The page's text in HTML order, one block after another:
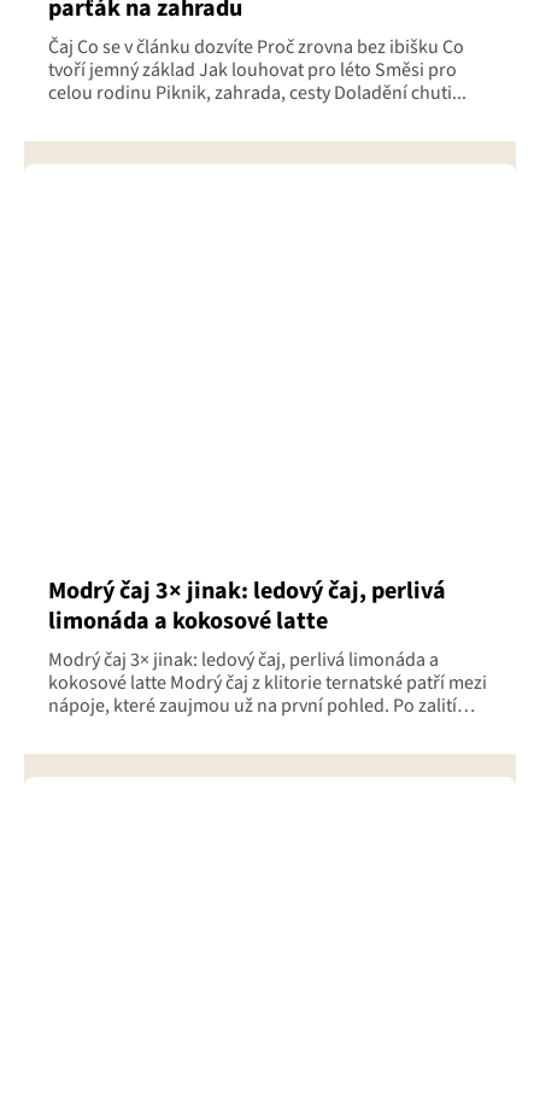
parťák na zahradu
Čaj Co se v článku dozvíte Proč zrovna bez ibišku Co
tvoří jemný základ Jak louhovat pro léto Směsi pro
celou rodinu Piknik, zahrada, cesty Doladění chuti...
Modrý čaj 3× jinak: ledový čaj, perlivá
limonáda a kokosové latte
Modrý čaj 3× jinak: ledový čaj, perlivá limonáda a
kokosové latte Modrý čaj z klitorie ternatské patří mezi
nápoje, které zaujmou už na první pohled. Po zalití